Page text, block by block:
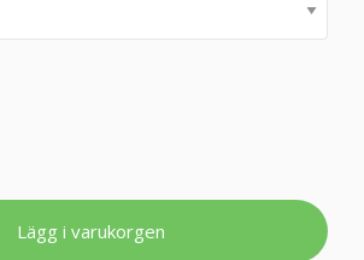
Lägg i varukorgen